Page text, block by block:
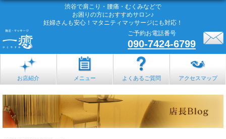
渋谷で肩こり・腰痛・むくみなどで
お困りの方におすすめサロン♪
妊婦さんも安心！マタニティマッサージにも対応！
ご予約お電話番号
090-7424-6799
お店紹介 メニュー よくあるご質問 アクセスマップ